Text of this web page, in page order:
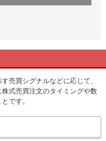
売買シグナルなどに応じて、
式売買注文のタイミングや数
です。